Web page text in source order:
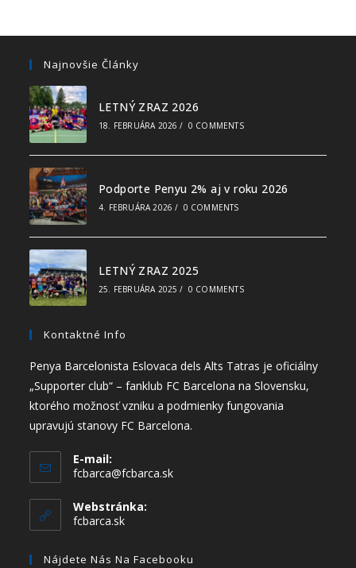
Najnovšie Články
LETNÝ ZRAZ 2026
18. FEBRUÁRA 2026 / 0 COMMENTS
Podporte Penyu 2% aj v roku 2026
4. FEBRUÁRA 2026 / 0 COMMENTS
LETNÝ ZRAZ 2025
25. FEBRUÁRA 2025 / 0 COMMENTS
Kontaktné Info
Penya Barcelonista Eslovaca dels Alts Tatras je oficiálny
„Supporter club“ – fanklub FC Barcelona na Slovensku,
ktorého možnosť vzniku a podmienky fungovania
upravujú stanovy FC Barcelona.
E-mail:
fcbarca@fcbarca.sk
Webstránka:
fcbarca.sk
Nájdete Nás Na Facebooku